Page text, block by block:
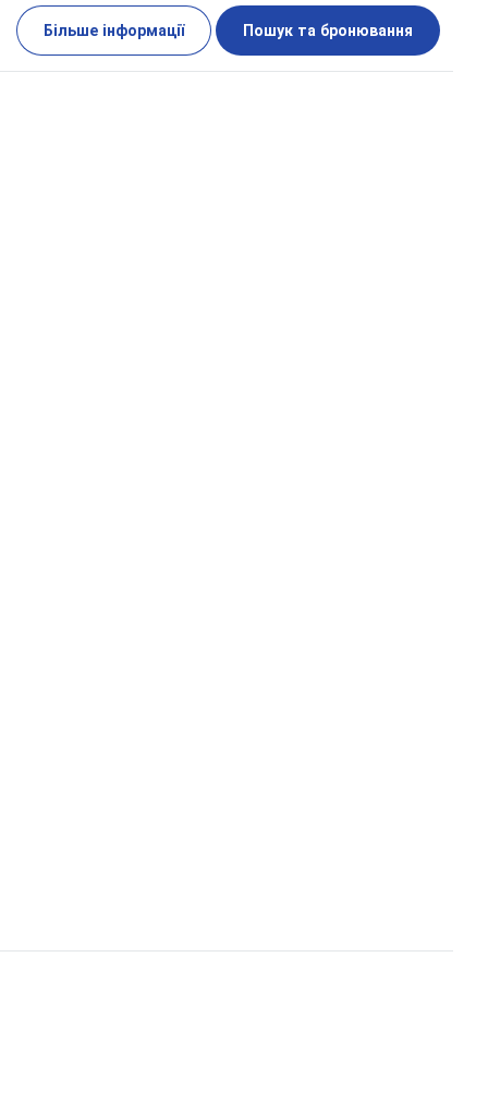
Більше інформації Пошук та бронювання